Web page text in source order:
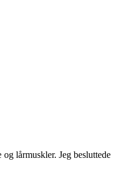
lårmuskler. Jeg